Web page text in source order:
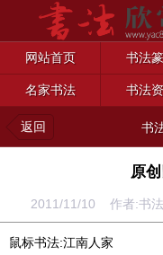
网站首页 书法
名家书法 书法
返回 书
原
2011/11/10 作者:书
鼠标书法:江南人家